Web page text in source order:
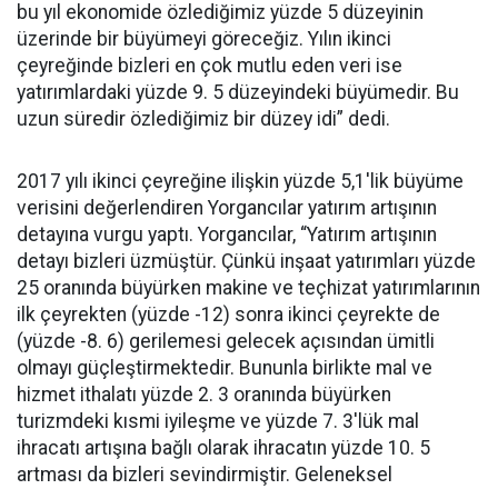
bu yıl ekonomide özlediğimiz yüzde 5 düzeyinin
üzerinde bir büyümeyi göreceğiz. Yılın ikinci
çeyreğinde bizleri en çok mutlu eden veri ise
yatırımlardaki yüzde 9. 5 düzeyindeki büyümedir. Bu
uzun süredir özlediğimiz bir düzey idi” dedi.
2017 yılı ikinci çeyreğine ilişkin yüzde 5,1'lik büyüme
verisini değerlendiren Yorgancılar yatırım artışının
detayına vurgu yaptı. Yorgancılar, “Yatırım artışının
detayı bizleri üzmüştür. Çünkü inşaat yatırımları yüzde
25 oranında büyürken makine ve teçhizat yatırımlarının
ilk çeyrekten (yüzde -12) sonra ikinci çeyrekte de
(yüzde -8. 6) gerilemesi gelecek açısından ümitli
olmayı güçleştirmektedir. Bununla birlikte mal ve
hizmet ithalatı yüzde 2. 3 oranında büyürken
turizmdeki kısmi iyileşme ve yüzde 7. 3'lük mal
ihracatı artışına bağlı olarak ihracatın yüzde 10. 5
artması da bizleri sevindirmiştir. Geleneksel